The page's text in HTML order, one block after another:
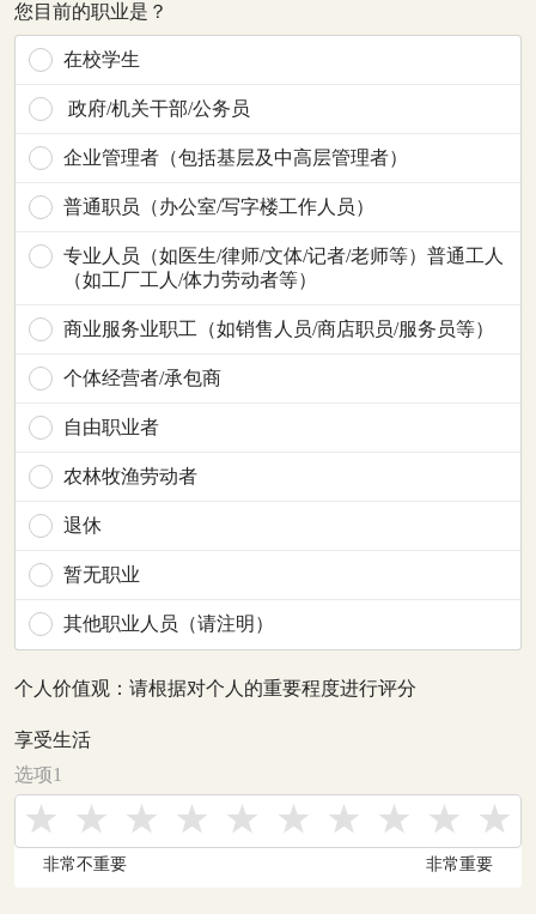
您目前的职业是？
在校学生
政府/机关干部/公务员
企业管理者（包括基层及中高层管理者）
普通职员（办公室/写字楼工作人员）
专业人员（如医生/律师/文体/记者/老师等）普通工人
（如工厂工人/体力劳动者等）
商业服务业职工（如销售人员/商店职员/服务员等）
个体经营者/承包商
自由职业者
农林牧渔劳动者
退休
暂无职业
其他职业人员（请注明）
个人价值观：请根据对个人的重要程度进行评分
享受生活
选项1
非常不重要 非常重要